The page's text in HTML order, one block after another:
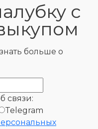
с
больше о
связи:
Telegram